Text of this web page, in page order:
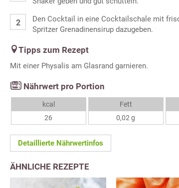
Den Cocktail in eine Cocktailschale mit
Spritzer Grenadinensirup dazugeben.
Tipps zum Rezept
Mit einer Physalis am Glasrand garnieren.
Nährwert pro Portion
kcal
26
Fett
0,02 g
Detaillierte Nährwertinfos
ÄHNLICHE REZEPTE